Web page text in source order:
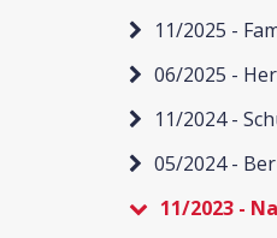
11/2025 -
06/2025 -
11/2024 -
05/2024 -
11/2023 -